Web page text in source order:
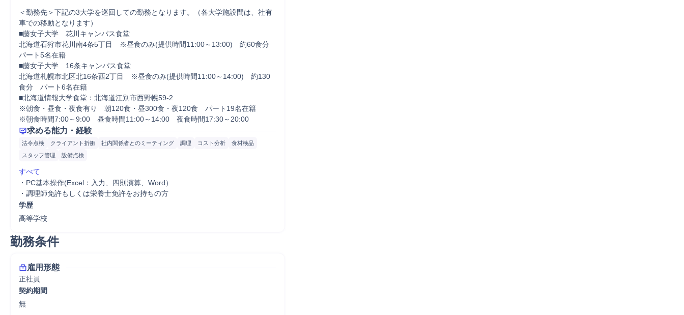
＜勤務先＞下記の3大学を巡回しての勤務となります。（各大学施設間は、社有
車での移動となります）
■藤女子大学　花川キャンパス食堂
北海道石狩市花川南4条5丁目　※昼食のみ(提供時間11:00～13:00)　約60食分
パート5名在籍
■藤女子大学　16条キャンパス食堂
北海道札幌市北区北16条西2丁目　※昼食のみ(提供時間11:00～14:00)　約130
食分　パート6名在籍
■北海道情報大学食堂：北海道江別市西野幌59-2
※朝食・昼食・夜食有り　朝120食・昼300食・夜120食　パート19名在籍
※朝食時間7:00～9:00　昼食時間11:00～14:00　夜食時間17:30～20:00
求める能力・経験
法令点検 クライアント折衝 社内関係者とのミーティング 調理 コスト分析
食材検品
スタッフ管理
設備点検
すべて
・PC基本操作(Excel：入力、四則演算、Word）
・調理師免許もしくは栄養士免許をお持ちの方
学歴
高等学校
勤務条件
雇用形態
正社員
契約期間
無